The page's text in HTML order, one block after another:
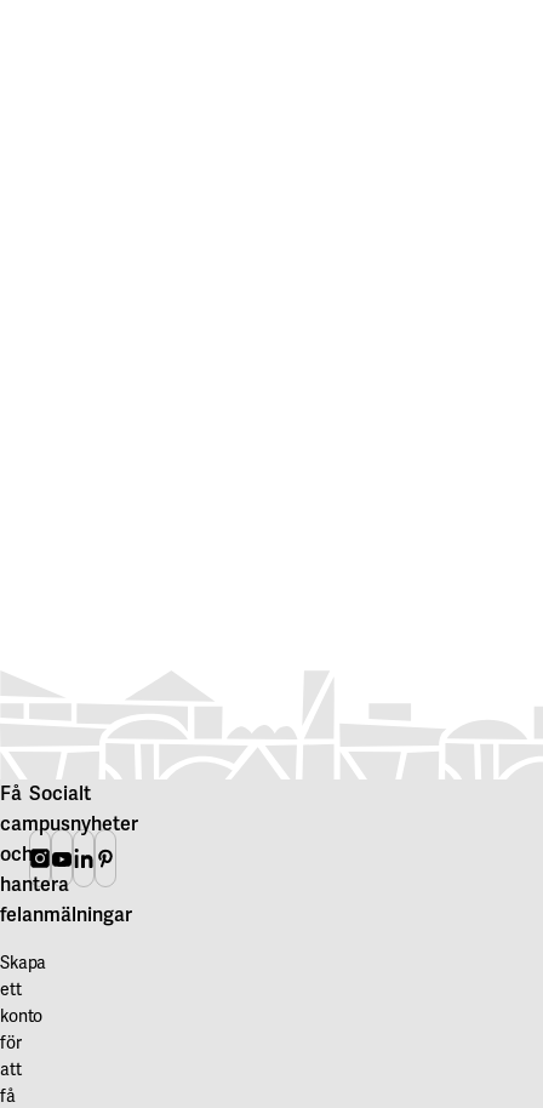
Få
campusnyheter
och
hantera
felanmälningar
Skapa
ett
konto
för
att
få
Socialt
Instagram
Youtube
Linkedin
Pinterest